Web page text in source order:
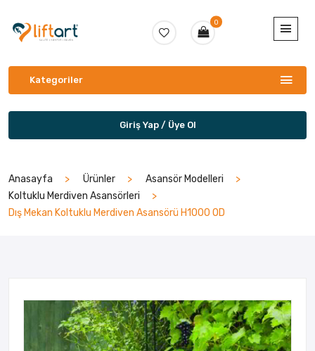
0
Kategoriler
Giriş Yap / Üye Ol
Anasayfa Ürünler
Asansör Modelleri
Koltuklu Merdiven Asansörleri
Dış Mekan Koltuklu Merdiven Asansörü H1000 OD